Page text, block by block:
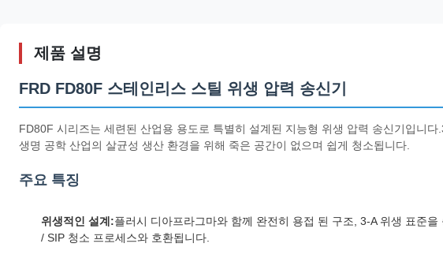
제품 설명
FRD FD80F 스테인리스 스틸 위생 압력 송신기
FD80F 시리즈는 세련된 산업용 용도로 특별히 설계된 지능형 위생 압력 송신기입니
생명 공학 산업의 살균성 생산 환경을 위해 죽은 공간이 없으며 쉽게 청소됩니다.
주요 특징
위생적인 설계:플러시 디아프라그마와 함께 완전히 용접 된 구조, 3-A 위생 표준
/ SIP 청소 프로세스와 호환됩니다.